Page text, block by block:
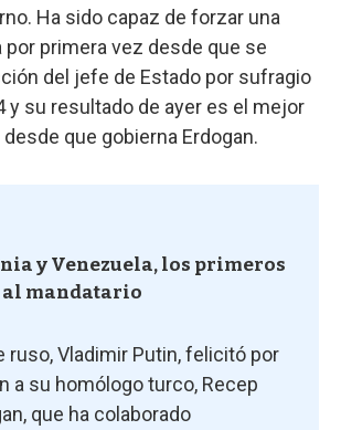
Ha sido capaz de forzar una
por primera vez desde que se
del jefe de Estado por sufragio
y su resultado de ayer es el mejor
que gobierna Erdogan.
y Venezuela, los primeros
mandatario
ruso, Vladimir Putin, felicitó por
a su homólogo turco, Recep
que ha colaborado